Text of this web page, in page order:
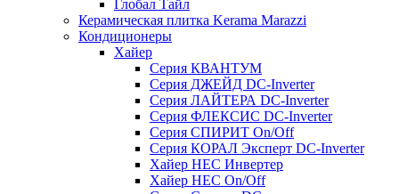
Глобал Тайл
Керамическая плитка Kerama Marazzi
Кондиционеры
Хайер
Серия КВАНТУМ
Серия ДЖЕЙД DC-Inverter
Серия ЛАЙТЕРА DC-Inverter
Серия ФЛЕКСИС DC-Inverter
Серия СПИРИТ On/Off
Серия КОРАЛ Эксперт DC-Inverter
Хайер HEC Инвертер
Хайер HEC On/Off